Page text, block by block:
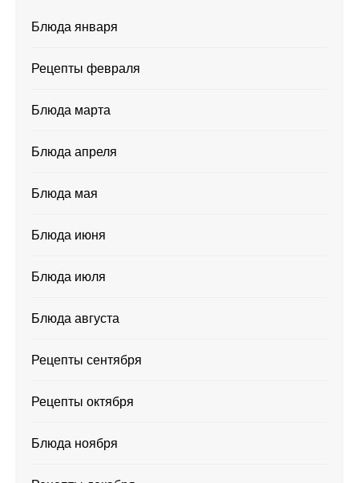
Блюда января
Рецепты февраля
Блюда марта
Блюда апреля
Блюда мая
Блюда июня
Блюда июля
Блюда августа
Рецепты сентября
Рецепты октября
Блюда ноября